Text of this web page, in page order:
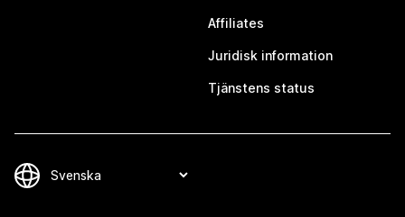
Affiliates
Juridisk information
Tjänstens status